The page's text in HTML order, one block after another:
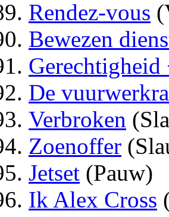
Rendez-vous
Bewezen
De
Verbroken
Zoenoffer
Jetset (Pauw)
Ik Alex Cross